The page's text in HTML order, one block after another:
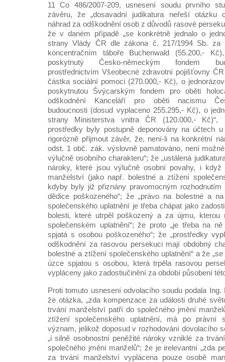
11 Co 486/2007-209, usnesení soudu prvního
závěru, že „dosavadní judikatura neřeší otázku
náhrad za odškodnění osob z důvodů rasové
že v daném případě „se konkrétně jednalo o
strany Vlády ČR dle zákona č. 217/1994 Sb. za
koncentračním táboře Buchenwald (55.200,-
poskytnutý Česko-německým fondem
prostřednictvím Všeobecné zdravotní pojišťovny
částka sociální pomoci (270.000,- Kč), o
poskytnutou Švýcarským fondem pro oběti
odškodnění Kanceláří pro oběti nacismu
budoucnosti (dosud vyplaceno 255.295,- Kč), o
strany Ministerstva vnitra ČR (120.000,- Kč)“,
prostředky byly postupně deponovány na účtech
rigorózně přijmout závěr, že, není-li na konkrétní
odst. 1 obč. zák. výslovně pamatováno, není
výlučně osobního charakteru“; že „ustálená
nároky, které jsou výlučně osobní povahy, i
manželství (jako např. bolestné a ztížení
kdyby byly již přiznány pravomocným rozhodnutím
dědice poškozeného“; že „právo na bolestné a
společenského uplatnění je třeba chápat jako
bolesti, které utrpěl poškozený a za újmu,
společenském uplatnění“; že proto „je třeba na
spjatá s osobou poškozeného“; že „prostředky
odškodnění za rasovou persekuci mají obdobný
bolestné a ztížení společenského uplatnění“ a že
úzce spjatou s osobou, která trpěla rasovou
vypláceny jako zadostiučinění za období působení
Proti tomuto usnesení odvolacího soudu podala
že otázka, „zda kompenzace za události druhé
trvání manželství patří do společného jmění
ztížení společenského uplatnění, má po právní
význam, jelikož doposud v rozhodování dovolacího
„i silně osobnostní peněžité nároky vzniklé za
společného jmění manželů“; že je irelevantní „zda
za trvání manželství vyplácena pouze osobě